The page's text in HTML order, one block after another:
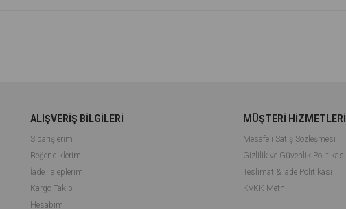
ALIŞVERİŞ BİLGİLERİ
Siparişlerim
Beğendiklerim
İade Taleplerim
Kargo Takip
Hesabım
MÜŞTERİ HİZMETLERİ
Mesafeli Satış Sözleşmesi
Gizlilik ve Güvenlik Politikası
Teslimat & İade Politikası
KVKK Metni